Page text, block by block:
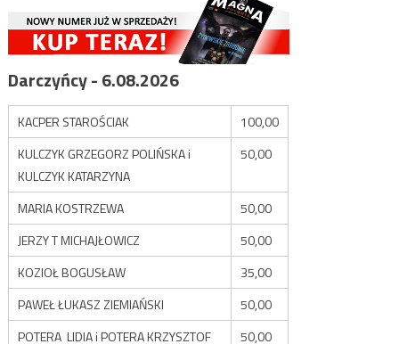
Darczyńcy - 6.08.2026
KACPER STAROŚCIAK
100,00
KULCZYK GRZEGORZ POLIŃSKA i
KULCZYK KATARZYNA
50,00
MARIA KOSTRZEWA
50,00
JERZY T MICHAJŁOWICZ
50,00
KOZIOŁ BOGUSŁAW
35,00
PAWEŁ ŁUKASZ ZIEMIAŃSKI
50,00
POTERA LIDIA i POTERA KRZYSZTOF
50,00